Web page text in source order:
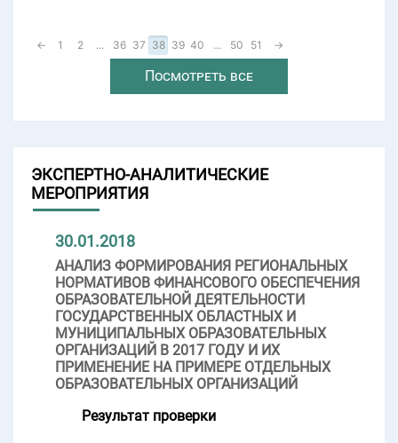
← 1 2 ... 36 37 38 39 40 ... 50 51 →
Посмотреть все
ЭКСПЕРТНО-АНАЛИТИЧЕСКИЕ
МЕРОПРИЯТИЯ
30.01.2018
АНАЛИЗ ФОРМИРОВАНИЯ РЕГИОНАЛЬНЫХ
НОРМАТИВОВ ФИНАНСОВОГО ОБЕСПЕЧЕНИЯ
ОБРАЗОВАТЕЛЬНОЙ ДЕЯТЕЛЬНОСТИ
ГОСУДАРСТВЕННЫХ ОБЛАСТНЫХ И
МУНИЦИПАЛЬНЫХ ОБРАЗОВАТЕЛЬНЫХ
ОРГАНИЗАЦИЙ В 2017 ГОДУ И ИХ
ПРИМЕНЕНИЕ НА ПРИМЕРЕ ОТДЕЛЬНЫХ
ОБРАЗОВАТЕЛЬНЫХ ОРГАНИЗАЦИЙ
Результат проверки